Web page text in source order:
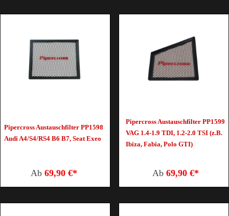
Pipercross Austauschfilter PP1598
Audi A4/S4/RS4 B6 B7, Seat Exeo
Ab 69,90 €*
Pipercross Austauschfilter PP1599
VAG 1.4-1.9 TDI, 1.2-2.0 TSI (z.B.
Ibiza, Fabia, Polo GTI)
Ab 69,90 €*